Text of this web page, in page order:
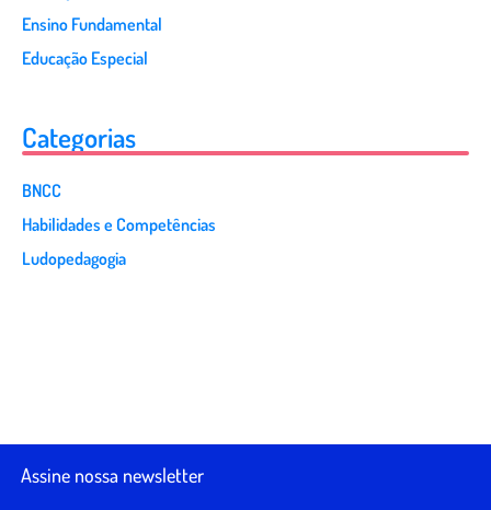
Ensino Fundamental
Educação Especial
Categorias
BNCC
Habilidades e Competências
Ludopedagogia
Assine nossa newsletter